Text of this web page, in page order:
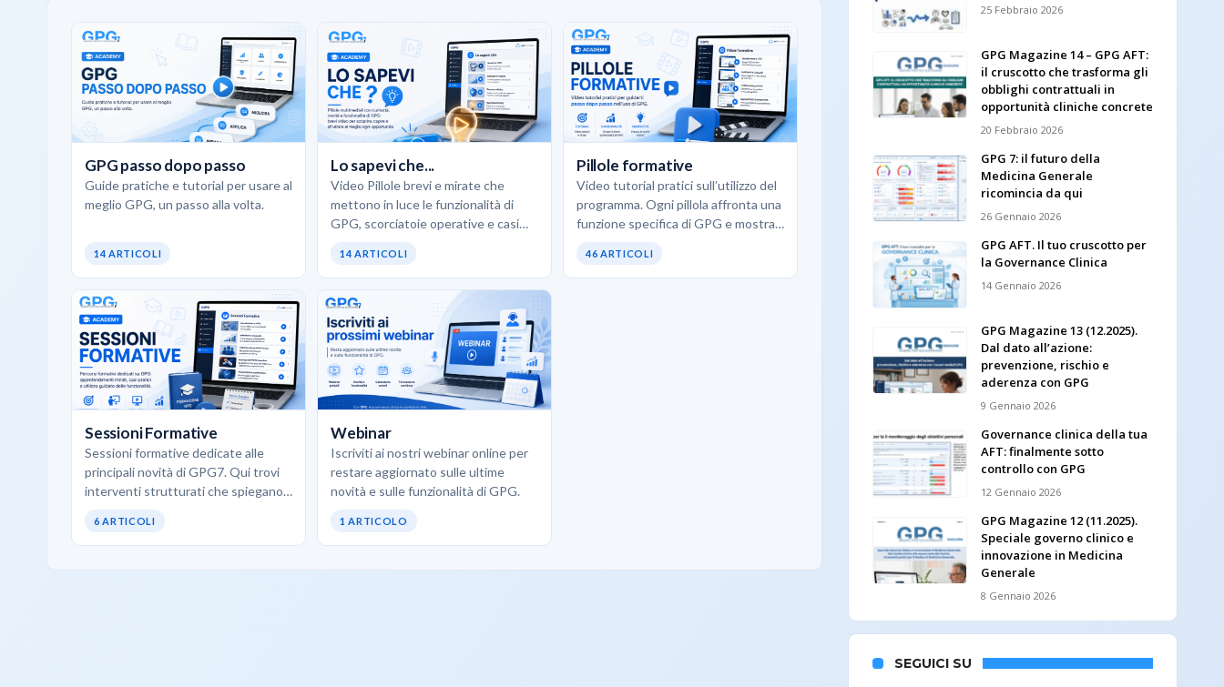
GPG passo dopo passo
Guide pratiche e tutorial per usare al
meglio GPG, un passo alla volta.
14 ARTICOLI
Lo sapevi che...
Video Pillole brevi e mirate che
mettono in luce le funzionalità di
GPG, scorciatoie operative e casi
opportunità pratiche…
14 ARTICOLI
Pillole formative
Video tutorial pratici sull’utilizzo del
programma. Ogni pillola affronta una
funzione specifica di GPG e mostra
teoria inutile. Ideali quando…
46 ARTICOLI
Sessioni Formative
Sessioni formative dedicate alle
principali novità di GPG7. Qui trovi
interventi strutturati che spiegano
moduli, le funzionalità avanzate…
6 ARTICOLI
Webinar
Iscriviti ai nostri webinar online per
restare aggiornato sulle ultime
novità e sulle funzionalità di GPG.
1 ARTICOLO
25 Febbraio 2026
GPG Magazine 14 – GPG AFT:
il cruscotto che trasforma gli
obblighi contrattuali in
opportunità cliniche concrete
20 Febbraio 2026
GPG 7: il futuro della
Medicina Generale
ricomincia da qui
26 Gennaio 2026
GPG AFT. Il tuo cruscotto per
la Governance Clinica
14 Gennaio 2026
GPG Magazine 13 (12.2025).
Dal dato all’azione:
prevenzione, rischio e
aderenza con GPG
9 Gennaio 2026
Governance clinica della tua
AFT: finalmente sotto
controllo con GPG
12 Gennaio 2026
GPG Magazine 12 (11.2025).
Speciale governo clinico e
innovazione in Medicina
Generale
8 Gennaio 2026
SEGUICI SU